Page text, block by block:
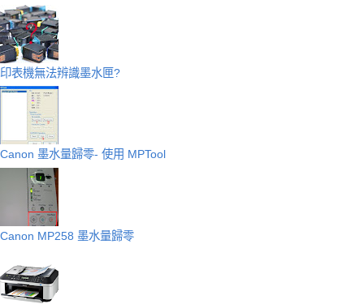
印表機無法辨識墨水匣?
Canon 墨水量歸零- 使用 MPTool
Canon MP258 墨水量歸零